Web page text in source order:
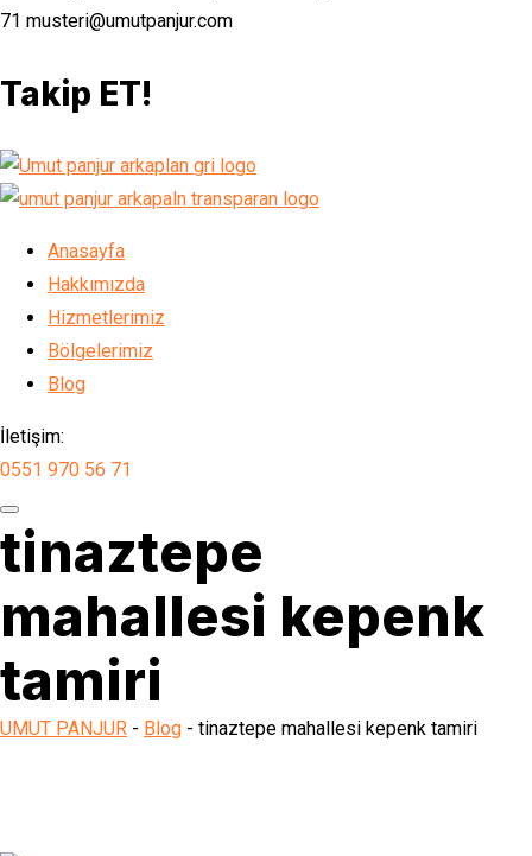
71 musteri@umutpanjur.com
Takip ET!
Anasayfa
Hakkımızda
Hizmetlerimiz
Bölgelerimiz
Blog
İletişim:
0551 970 56 71
tinaztepe
mahallesi kepenk
tamiri
UMUT PANJUR - Blog - tinaztepe mahallesi kepenk tamiri